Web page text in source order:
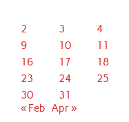
2
3 4
9
10 11
16
17 18
23
24 25
30
31
« Feb Apr »